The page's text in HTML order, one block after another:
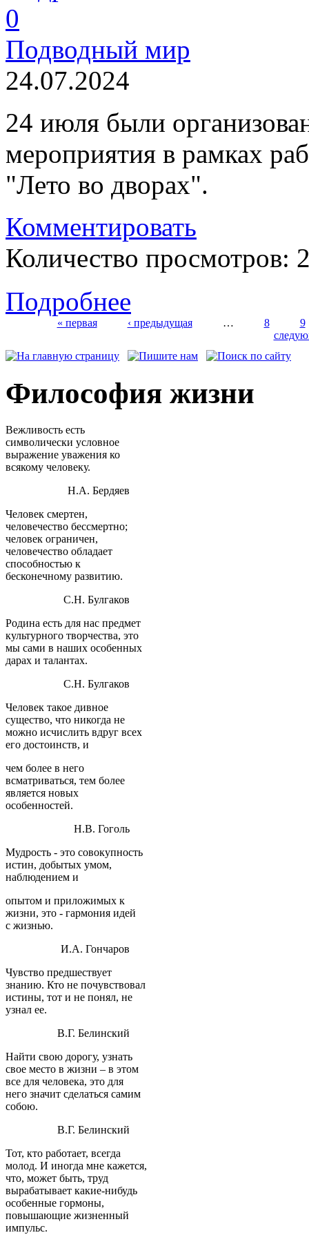
0
Подводный мир
24.07.2024
24 июля были
мероприятия в рамках
"Лето во дворах".
Комментировать
Количество просмотров:
Подробнее
« первая ‹ предыдущая … 8
9
Философия жизни
Вежливость есть
символически условное
выражение уважения ко
всякому человеку.
Н.А. Бердяев
Человек смертен,
человечество бессмертно;
человек ограничен,
человечество обладает
способностью к
бесконечному развитию.
С.Н. Булгаков
Родина есть для нас предмет
культурного творчества, это
мы сами в наших особенных
дарах и талантах.
С.Н. Булгаков
Человек такое дивное
существо, что никогда не
можно исчислить вдруг всех
его достоинств, и
чем более в него
всматриваться, тем более
является новых
особенностей.
Н.В. Гоголь
Мудрость - это совокупность
истин, добытых умом,
наблюдением и
опытом и приложимых к
жизни, это - гармония идей
с жизнью.
И.А. Гончаров
Чувство предшествует
знанию. Кто не почувствовал
истины, тот и не понял, не
узнал ее.
В.Г. Белинский
Найти свою дорогу, узнать
свое место в жизни – в этом
все для человека, это для
него значит сделаться самим
собою.
В.Г. Белинский
Тот, кто работает, всегда
молод. И иногда мне кажется,
что, может быть, труд
вырабатывает какие-нибудь
особенные гормоны,
повышающие жизненный
импульс.